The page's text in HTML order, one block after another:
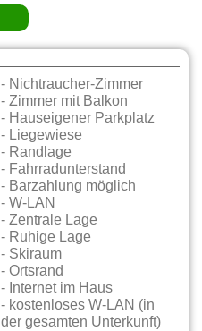
- Nichtraucher-Zimmer
- Zimmer mit Balkon
- Hauseigener Parkplatz
- Liegewiese
- Randlage
- Fahrradunterstand
- Barzahlung möglich
- W-LAN
- Zentrale Lage
- Ruhige Lage
- Skiraum
- Ortsrand
- Internet im Haus
- kostenloses W-LAN (in
der gesamten Unterkunft)